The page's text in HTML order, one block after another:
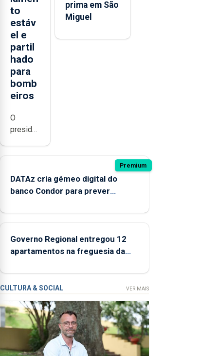
to
estáv
el e
partil
hado
para
bomb
eiros
O
presidente
de
Ponta
defendeu
criação
modelo
para os
bombeiros
dos
Açores
responsabilidades
prima em São
Miguel
Premium
DATAz cria gémeo digital do
banco Condor para prever
Governo Regional entregou 12
apartamentos na freguesia da
CULTURA & SOCIAL VER MAIS